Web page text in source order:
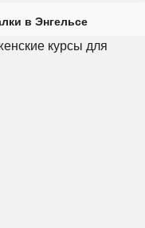
в Энгельсе